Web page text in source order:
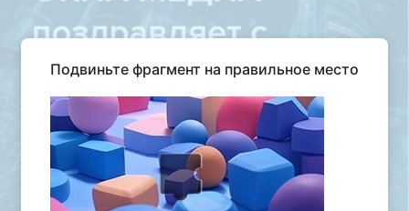
Подвиньте фрагмент на правильное место